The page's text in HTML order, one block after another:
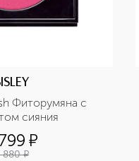
Фиторумяна с
сияния
¤
880 ¤